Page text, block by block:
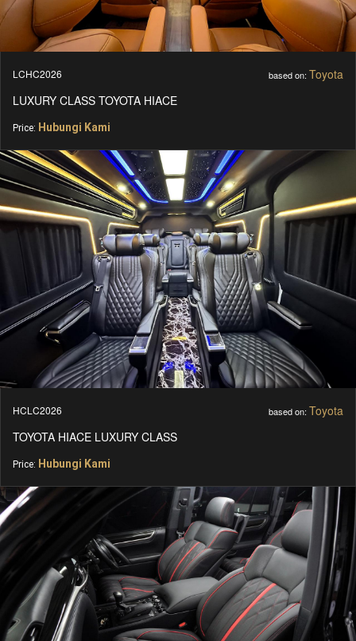
LCHC2026 based on: Toyota
LUXURY CLASS TOYOTA HIACE
Price: Hubungi Kami
HCLC2026 based on: Toyota
TOYOTA HIACE LUXURY CLASS
Price: Hubungi Kami